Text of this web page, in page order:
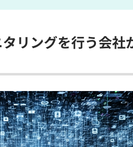
リングを行う会社